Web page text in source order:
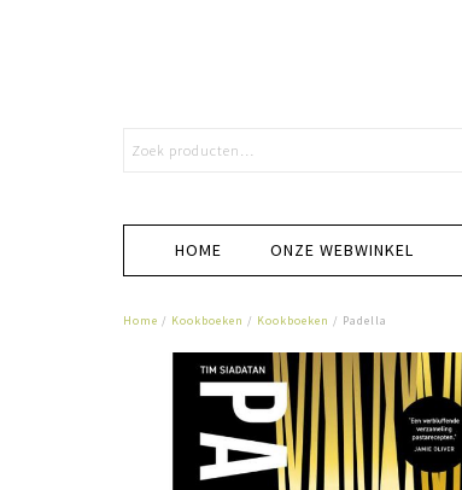
HOME ONZE WEBWINKEL
Home / Kookboeken / Kookboeken / Padella